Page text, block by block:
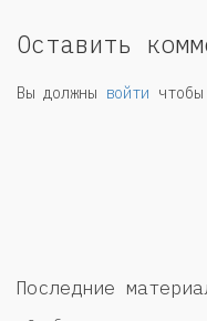
Оставить
Вы должны войти
Последние